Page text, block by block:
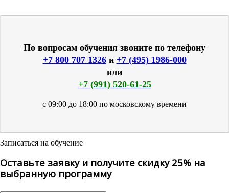
По вопросам обучения звоните по телефону
+7 800 707 1326и +7 (495) 1986-000
или
+7 (991) 520-61-25
с 09:00 до 18:00 по московскому времени
Записаться на обучение
Оставьте заявку и получите скидку 25% на
выбранную программу